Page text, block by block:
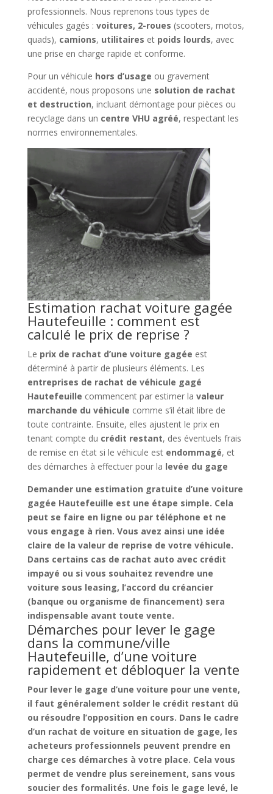
professionnels. Nous reprenons tous types de
véhicules gagés : voitures, 2-roues (scooters, motos,
quads), camions, utilitaires et poids lourds, avec
une prise en charge rapide et conforme.
Pour un véhicule hors d’usage ou gravement
accidenté, nous proposons une solution de rachat
et destruction, incluant démontage pour pièces ou
recyclage dans un centre VHU agréé, respectant les
normes environnementales.
Estimation rachat voiture gagée
Hautefeuille : comment est
calculé le prix de reprise ?
Le prix de rachat d’une voiture gagée est
déterminé à partir de plusieurs éléments. Les
entreprises de rachat de véhicule gagé
Hautefeuille commencent par estimer la valeur
marchande du véhicule comme s’il était libre de
toute contrainte. Ensuite, elles ajustent le prix en
tenant compte du crédit restant, des éventuels frais
de remise en état si le véhicule est endommagé, et
des démarches à effectuer pour la levée du gage
Demander une estimation gratuite d’une voiture
gagée Hautefeuille est une étape simple. Cela
peut se faire en ligne ou par téléphone et ne
vous engage à rien. Vous avez ainsi une idée
claire de la valeur de reprise de votre véhicule.
Dans certains cas de rachat auto avec crédit
impayé ou si vous souhaitez revendre une
voiture sous leasing, l’accord du créancier
(banque ou organisme de financement) sera
indispensable avant toute vente.
Démarches pour lever le gage
dans la commune/ville
Hautefeuille, d’une voiture
rapidement et débloquer la vente
Pour lever le gage d’une voiture pour une vente,
il faut généralement solder le crédit restant dû
ou résoudre l’opposition en cours. Dans le cadre
d’un rachat de voiture en situation de gage, les
acheteurs professionnels peuvent prendre en
charge ces démarches à votre place. Cela vous
permet de vendre plus sereinement, sans vous
soucier des formalités. Une fois le gage levé, le